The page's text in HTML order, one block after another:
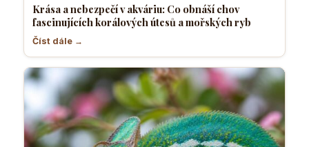
Krása a nebezpečí v akváriu: Co obnáší chov
fascinujících korálových útesů a mořských ryb
Číst dále →